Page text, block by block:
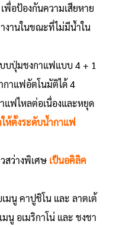
พื่อป้องกันความเสียหาย
งานในขณะที่ไม่มีน้ำใน
บปุ่มชงกาแฟแบบ 4 + 1
าแฟอัตโนมัติได้ 4
ฟไหลต่อเนื่องและหยุด
ห้ตั้งระดับน้ำกาแฟ
สว่างพิเศษ เป็นอคิลิค
มนู คาปูชิโน และ ลาตเต้
นู อเมริกาโน่ และ ชงชา